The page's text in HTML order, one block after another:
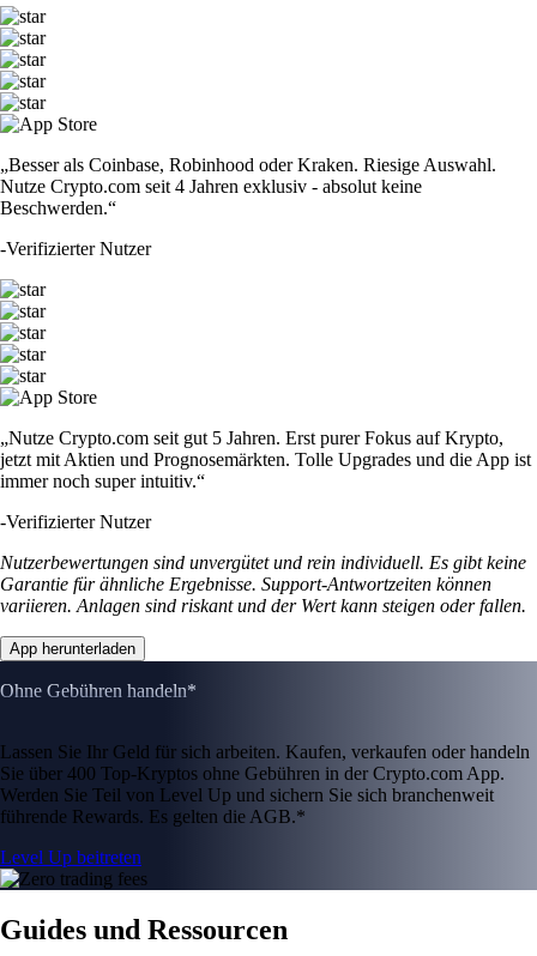
„Besser als Coinbase, Robinhood oder Kraken. Riesige Auswahl.
Nutze Crypto.com seit 4 Jahren exklusiv - absolut keine
Beschwerden.“
-Verifizierter Nutzer
„Nutze Crypto.com seit gut 5 Jahren. Erst purer Fokus auf Krypto,
jetzt mit Aktien und Prognosemärkten. Tolle Upgrades und die App ist
immer noch super intuitiv.“
-Verifizierter Nutzer
Nutzerbewertungen sind unvergütet und rein individuell. Es gibt keine
Garantie für ähnliche Ergebnisse. Support-Antwortzeiten können
variieren. Anlagen sind riskant und der Wert kann steigen oder fallen.
App herunterladen
Ohne Gebühren handeln*
Lassen Sie Ihr Geld für sich arbeiten. Kaufen, verkaufen oder handeln
Sie über 400 Top-Kryptos ohne Gebühren in der Crypto.com App.
Werden Sie Teil von Level Up und sichern Sie sich branchenweit
führende Rewards. Es gelten die AGB.*
Level Up beitreten
Guides und Ressourcen